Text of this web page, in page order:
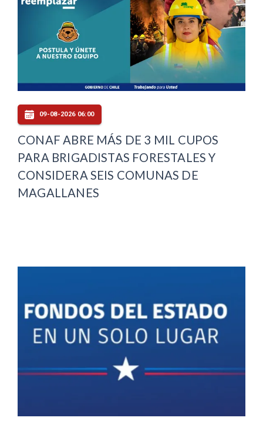
09-08-2026 06:00
CONAF ABRE MÁS DE 3 MIL CUPOS
PARA BRIGADISTAS FORESTALES Y
CONSIDERA SEIS COMUNAS DE
MAGALLANES